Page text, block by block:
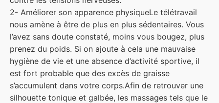
2- Améliorer son apparence physiqueLe télétravail
nous amène à être de plus en plus sédentaires. Vous
l’avez sans doute constaté, moins vous bougez, plus
prenez du poids. Si on ajoute à cela une mauvaise
hygiène de vie et une absence d’activité sportive, il
est fort probable que des excès de graisse
s’accumulent dans votre corps.Afin de retrouver une
silhouette tonique et galbée, les massages tels que le